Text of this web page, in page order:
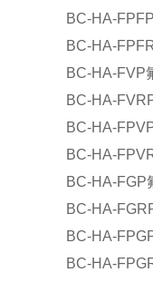
BC-HA-
BC-HA-
BC-HA-FVP
BC-HA-
BC-HA-
BC-HA-
BC-HA-FGP
BC-HA-
BC-HA-
BC-HA-